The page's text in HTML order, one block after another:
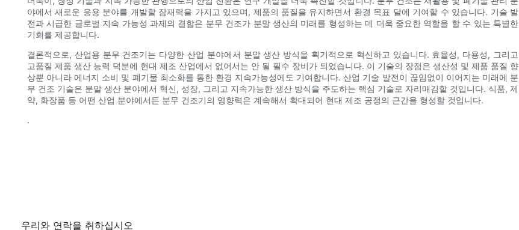
야에서 새로운 응용 분야를 개발할 잠재력을 가지고 있으며, 제품의 품질을 유지하면서 환경 목표 달에 기여할 수 있습니다. 기술 발
전과 시급한 글로벌 지속 가능성 과제의 결합은 분무 건조가 분말 생산의 미래를 형성하는 데 더욱 중요한 역할을 할 수 있는 특별한
기회를 제공합니다.
결론적으로, 산업용 분무 건조기는 다양한 산업 분야에서 분말 생산 ​​방식을 획기적으로 혁신하고 있습니다. 효율성, 다용성, 그리고
고품질 제품 생산 능력 덕분에 현대 제조 산업에서 없어서는 안 될 필수 장비가 되었습니다. 이 기술의 장점은 생산성 및 제품 품질 향
상뿐 아니라 에너지 소비 및 폐기물 최소화를 통한 환경 지속가능성에도 기여합니다. 산업 기술 발전이 끊임없이 이어지는 미래에 분
무 건조 기술은 분말 생산 ​​분야에서 혁신, 성장, 그리고 지속가능한 생산 방식을 주도하는 핵심 기술로 자리매김할 것입니다. 식품, 제
약, 화장품 등 어떤 산업 분야에서든 분무 건조기의 영향력은 계속해서 확대되어 현대 제조 공정의 근간을 형성할 것입니다.
.
우리와 연락을 취하십시오